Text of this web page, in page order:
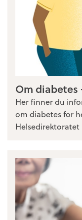
Om
Her finner du
om diabetes for
Helsedirektoratet